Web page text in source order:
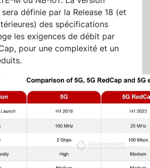
définie par la Release 18 (et
des spécifications
les exigences de débit par
pour une complexité et un